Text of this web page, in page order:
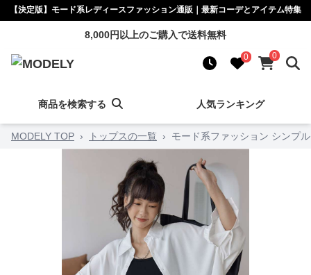
【決定版】モード系レディースファッション通販｜最新コーデとアイテム特集
8,000円以上のご購入で送料無料
0 0
商品を検索する 人気ランキング
MODELY TOP › トップスの一覧 › モード系ファッション シンプ